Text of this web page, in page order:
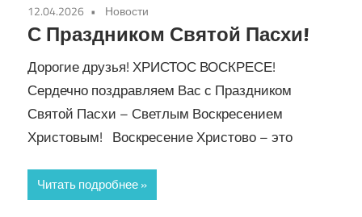
12.04.2026 Новости
С Праздником Святой Пасхи!
Дорогие друзья! ХРИСТОС ВОСКРЕСЕ!
Сердечно поздравляем Вас с Праздником
Святой Пасхи – Светлым Воскресением
Христовым! Воскресение Христово – это
Читать подробнее